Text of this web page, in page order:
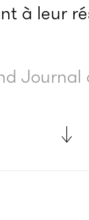
à leur